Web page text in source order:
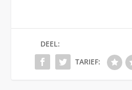
DEEL:
TARIEF: